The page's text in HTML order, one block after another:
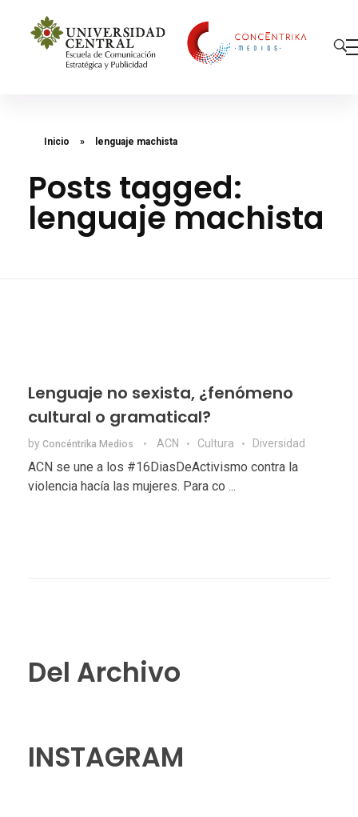
Inicio » lenguaje machista
Posts tagged:
lenguaje machista
Lenguaje no sexista, ¿fenómeno
cultural o gramatical?
by Concéntrika Medios ACN Cultura Diversidad
ACN se une a los #16DiasDeActivismo contra la
violencia hacía las mujeres. Para co ...
Del Archivo
INSTAGRAM